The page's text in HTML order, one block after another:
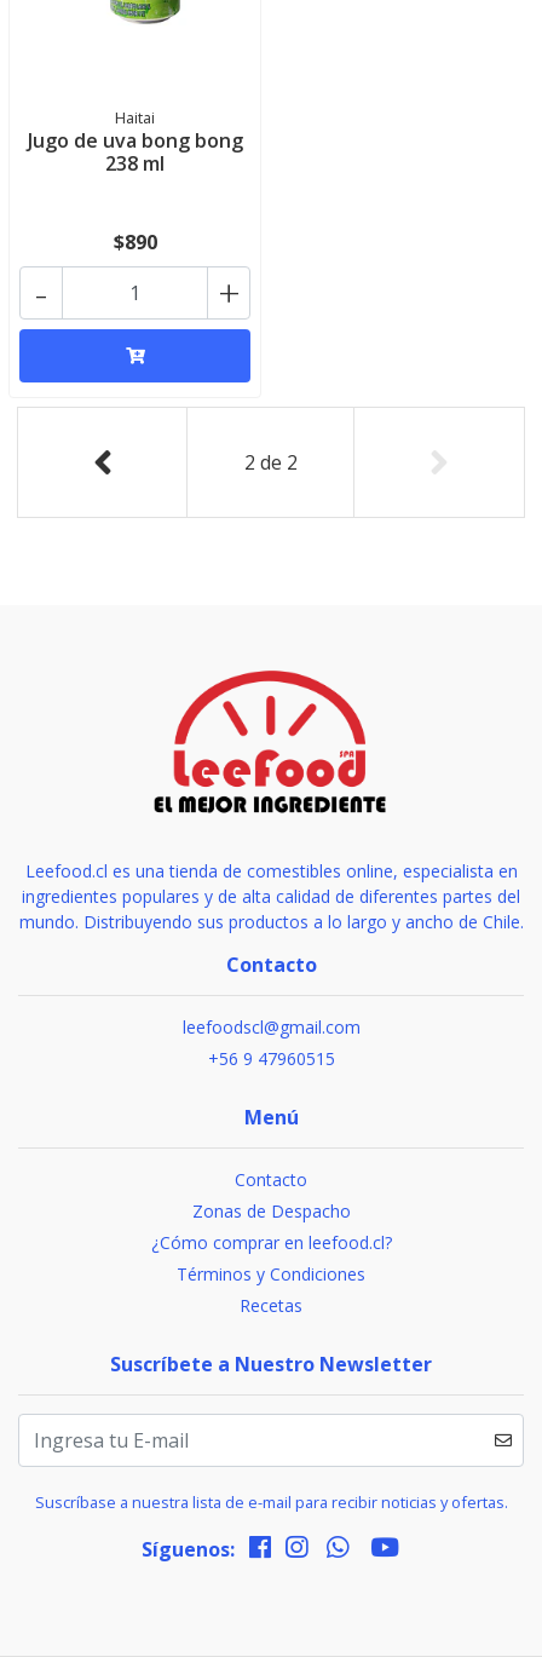
Haitai
Jugo de uva bong bong
238 ml
$890
+
-
2 de 2
Leefood.cl es una tienda de comestibles online, especialista en
ingredientes populares y de alta calidad de diferentes partes del
mundo. Distribuyendo sus productos a lo largo y ancho de Chile.
Contacto
leefoodscl@gmail.com
+56 9 47960515
Menú
Contacto
Zonas de Despacho
¿Cómo comprar en leefood.cl?
Términos y Condiciones
Recetas
Suscríbete a Nuestro Newsletter
Suscríbase a nuestra lista de e-mail para recibir noticias y ofertas.
Síguenos: